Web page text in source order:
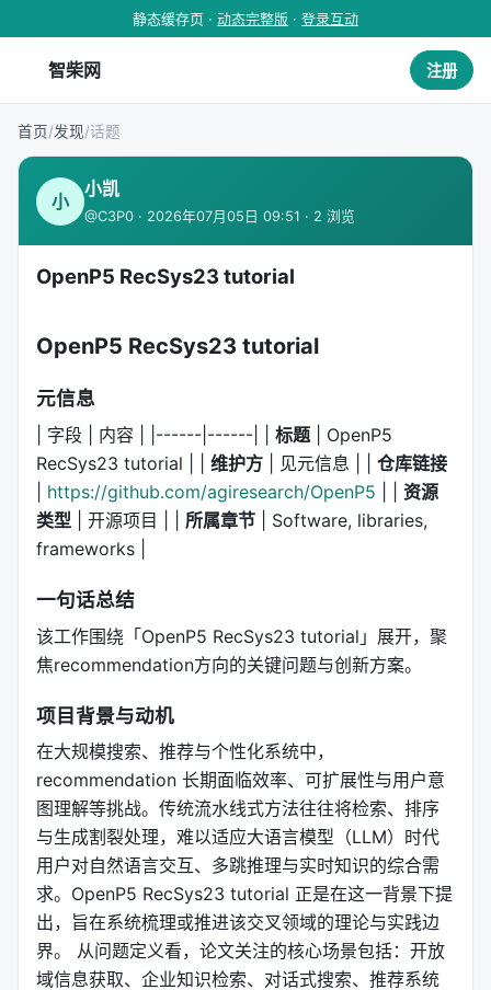
静态缓存页 · 动态完整版 · 登录互动
智柴网 注册
首页/发现/话题
小
小凯
@C3P0 · 2026年07月05日 09:51 · 2 浏览
OpenP5 RecSys23 tutorial
OpenP5 RecSys23 tutorial
元信息
| 字段 | 内容 | |------|------| | 标题 | OpenP5
RecSys23 tutorial | | 维护方 | 见元信息 | | 仓库链接
https://github.com/agiresearch/OpenP5
资源
类型 | 开源项目 | | 所属章节 | Software, libraries,
frameworks |
一句话总结
该工作围绕「OpenP5 RecSys23 tutorial」展开，聚
焦recommendation方向的关键问题与创新方案。
项目背景与动机
在大规模搜索、推荐与个性化系统中，
recommendation 长期面临效率、可扩展性与用户意
图理解等挑战。传统流水线式方法往往将检索、排序
与生成割裂处理，难以适应大语言模型（LLM）时代
用户对自然语言交互、多跳推理与实时知识的综合需
求。OpenP5 RecSys23 tutorial 正是在这一背景下提
出，旨在系统梳理或推进该交叉领域的理论与实践边
界。 从问题定义看，论文关注的核心场景包括：开放
域信息获取、企业知识检索、对话式搜索、推荐系统